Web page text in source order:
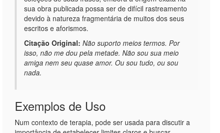
sua obra publicada possa ser de difícil rastreamento
devido à natureza fragmentária de muitos dos seus
escritos e aforismos.
Citação Original: Não suporto meios termos. Por
isso, não me dou pela metade. Não sou sua meio
amiga nem seu quase amor. Ou sou tudo, ou sou
nada.
Exemplos de Uso
Num contexto de terapia, pode ser usada para discutir a